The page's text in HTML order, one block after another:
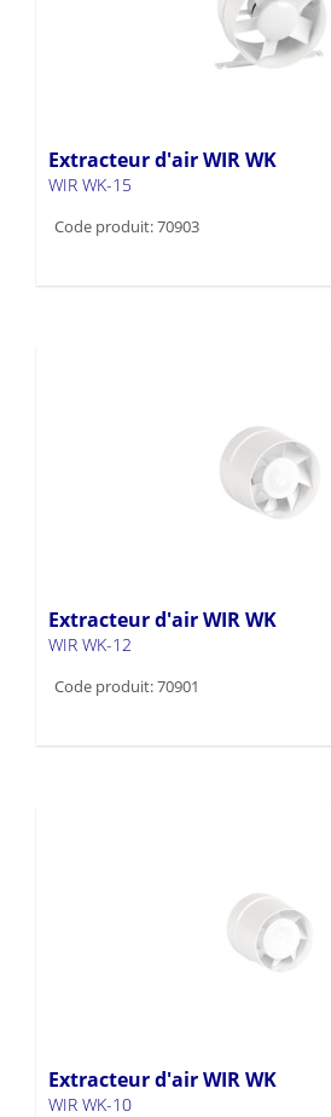
Extracteur d'air WIR WK
WIR WK-15
Code produit: 70903
Extracteur d'air WIR WK
WIR WK-12
Code produit: 70901
Extracteur d'air WIR WK
WIR WK-10